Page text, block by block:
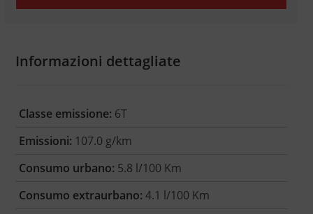
Informazioni dettagliate
Classe emissione: 6T
Emissioni: 107.0 g/km
Consumo urbano: 5.8 l/100 Km
Consumo extraurbano: 4.1 l/100 Km